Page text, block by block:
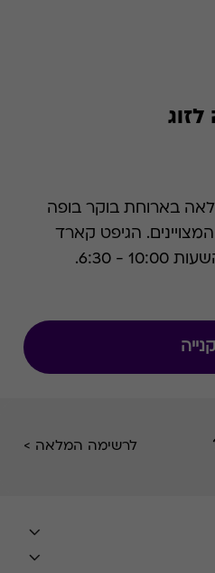
בארוחת בוקר בופה
זוגית באחד מבתי המלון המצויינים. הגיפט קארד
- 6:30.
לרשימה המלאה >